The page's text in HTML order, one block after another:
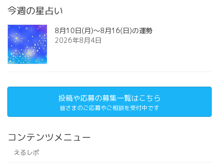
今週の星占い
8月10日(月)～8月16(日)の運勢
2026年8月4日
投稿や応募の募集一覧はこちら
皆さまのご応募やご相談を受付中です
コンテンツメニュー
えるレポ